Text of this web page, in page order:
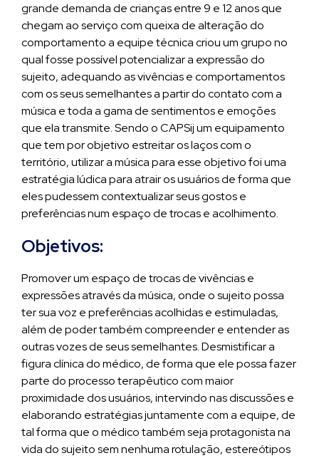
grande demanda de crianças entre 9 e 12 anos que
chegam ao serviço com queixa de alteração do
comportamento a equipe técnica criou um grupo no
qual fosse possível potencializar a expressão do
sujeito, adequando as vivências e comportamentos
com os seus semelhantes a partir do contato com a
música e toda a gama de sentimentos e emoções
que ela transmite. Sendo o CAPSij um equipamento
que tem por objetivo estreitar os laços com o
território, utilizar a música para esse objetivo foi uma
estratégia lúdica para atrair os usuários de forma que
eles pudessem contextualizar seus gostos e
preferências num espaço de trocas e acolhimento.
Objetivos:
Promover um espaço de trocas de vivências e
expressões através da música, onde o sujeito possa
ter sua voz e preferências acolhidas e estimuladas,
além de poder também compreender e entender as
outras vozes de seus semelhantes. Desmistificar a
figura clínica do médico, de forma que ele possa fazer
parte do processo terapêutico com maior
proximidade dos usuários, intervindo nas discussões e
elaborando estratégias juntamente com a equipe, de
tal forma que o médico também seja protagonista na
vida do sujeito sem nenhuma rotulação, estereótipos